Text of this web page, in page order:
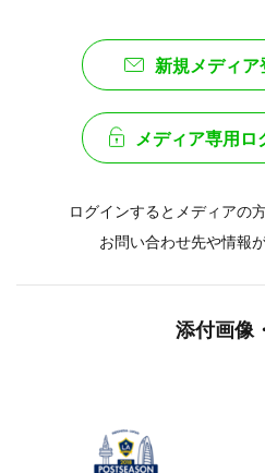
新規メディア
メディア専用ロ
ログインするとメディアの
お問い合わせ先や情報
添付画像